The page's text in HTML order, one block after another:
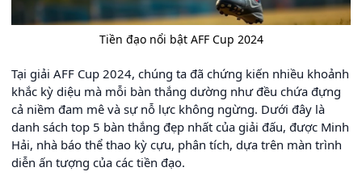
Tiền đạo nổi bật AFF Cup 2024
Tại giải AFF Cup 2024, chúng ta đã chứng kiến nhiều khoảnh
khắc kỳ diệu mà mỗi bàn thắng dường như đều chứa đựng
cả niềm đam mê và sự nỗ lực không ngừng. Dưới đây là
danh sách top 5 bàn thắng đẹp nhất của giải đấu, được Minh
Hải, nhà báo thể thao kỳ cựu, phân tích, dựa trên màn trình
diễn ấn tượng của các tiền đạo.